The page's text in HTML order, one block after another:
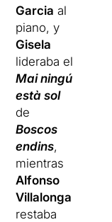
Garcia al
piano, y
Gisela
lideraba el
Mai ningú
està sol
de
Boscos
endins,
mientras
Alfonso
Villalonga
restaba